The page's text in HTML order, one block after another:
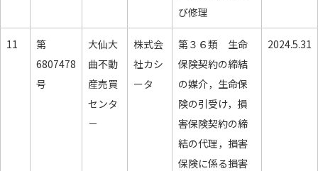
び修理
11
第
6807478
号
大仙大
曲不動
産売買
センタ
－
株式会
社カシ
ータ
第３６類 生命
保険契約の締結
の媒介，生命保
険の引受け，損
害保険契約の締
結の代理，損害
保険に係る損害
2024.5.31